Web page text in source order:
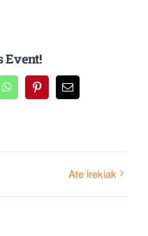
Event!
WhatsAppPinterestEmail
Ate irekiak